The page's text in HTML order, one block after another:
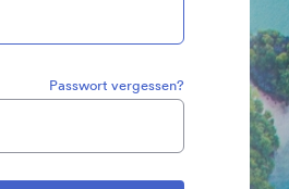
Passwort vergessen?